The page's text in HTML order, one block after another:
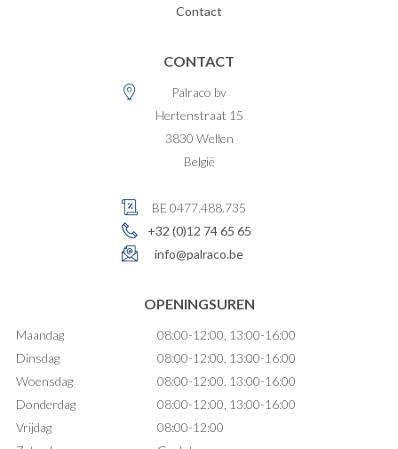
Contact
CONTACT
Palraco bv
Hertenstraat 15
3830 Wellen
België
BE 0477.488.735
+32 (0)12 74 65 65
info@palraco.be
OPENINGSUREN
Maandag
08:00-12:00, 13:00-16:00
Dinsdag
08:00-12:00, 13:00-16:00
Woensdag
08:00-12:00, 13:00-16:00
Donderdag
08:00-12:00, 13:00-16:00
Vrijdag
08:00-12:00